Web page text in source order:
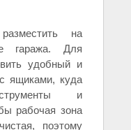
на
гаража. Для
удобный и
ящиками, куда
и
рабочая зона
поэтому